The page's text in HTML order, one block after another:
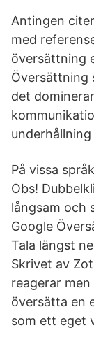
Antingen
med
översättning
Översättning
det
På vissa
Obs!
långsam och
Google
Tala längst
Skrivet av
reagerar
översätta en
som ett eget